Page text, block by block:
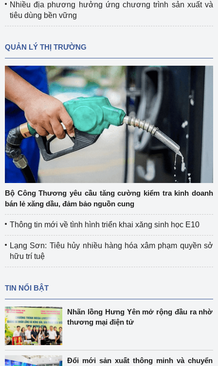
Nhiều địa phương hưởng ứng chương trình sản xuất và
tiêu dùng bền vững
QUẢN LÝ THỊ TRƯỜNG
Bộ Công Thương yêu cầu tăng cường kiểm tra kinh doanh
bán lẻ xăng dầu, đảm bảo nguồn cung
Thông tin mới về tình hình triển khai xăng sinh học E10
Lạng Sơn: Tiêu hủy nhiều hàng hóa xâm phạm quyền sở
hữu trí tuệ
TIN NỔI BẬT
Nhãn lồng Hưng Yên mở rộng đầu ra nhờ
thương mại điện tử
Đổi mới sản xuất thông minh và chuyển